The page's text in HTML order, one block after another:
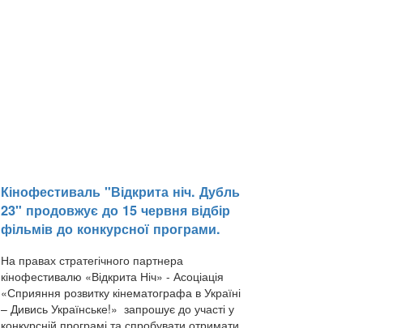
Кінофестиваль "Відкрита ніч. Дубль
23" продовжує до 15 червня відбір
фільмів до конкурсної програми.
На правах стратегічного партнера
кінофестивалю «Відкрита Ніч» - Асоціація
«Сприяння розвитку кінематографа в Україні
– Дивись Українське!» запрошує до участі у
конкурсній програмі та спробувати отримати